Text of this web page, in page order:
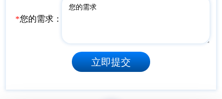
*您的需求：
立即提交